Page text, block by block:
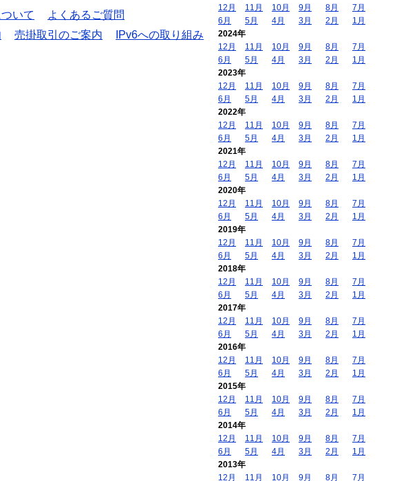
いて
よくあるご質問
売掛取引のご案内
IPv6への取り組み
12月
11月 10月 9月 8月
7月
6月
5月 4月 3月 2月
1月
2024年
12月
11月 10月 9月 8月
7月
6月
5月 4月 3月 2月
1月
2023年
12月
11月 10月 9月 8月
7月
6月
5月 4月 3月 2月
1月
2022年
12月
11月 10月 9月 8月
7月
6月
5月 4月 3月 2月
1月
2021年
12月
11月 10月 9月 8月
7月
6月
5月 4月 3月 2月
1月
2020年
12月
11月 10月 9月 8月
7月
6月
5月 4月 3月 2月
1月
2019年
12月
11月 10月 9月 8月
7月
6月
5月 4月 3月 2月
1月
2018年
12月
11月 10月 9月 8月
7月
6月
5月 4月 3月 2月
1月
2017年
12月
11月 10月 9月 8月
7月
6月
5月 4月 3月 2月
1月
2016年
12月
11月 10月 9月 8月
7月
6月
5月 4月 3月 2月
1月
2015年
12月
11月 10月 9月 8月
7月
6月
5月 4月 3月 2月
1月
2014年
12月
11月 10月 9月 8月
7月
6月
5月 4月 3月 2月
1月
2013年
12月
11月 10月 9月 8月 7月